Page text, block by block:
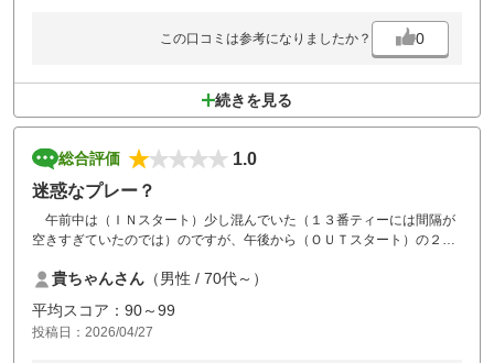
この口コミは参考になりましたか？ 0
続きを見る
総合評価
1.0
迷惑なプレー？
午前中は（ＩＮスタート）少し混んでいた（１３番ティーには間隔が
空きすぎていたのでは）のですが、午後から（ＯＵＴスタート）の２番
ちで何があったのかも分からず、ただただ待っていました当然プレー終
了は１７時を過ぎていました、他に用事があったのですがキャンセルし
ました。
スタッフの方も忙しいとは思いますが、出来ればコース内の見回りをし
貴ちゃんさん （男性 / 70代～）
平均スコア：90～99
投稿日：2026/04/27